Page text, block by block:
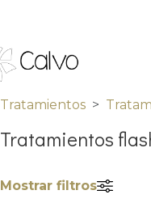
Tratamientos
Tratamientos
Mostrar filtros